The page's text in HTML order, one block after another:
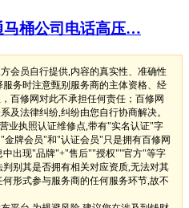
马桶公司电话高压…
会员自行提供,内容的真实性、准确性
务时注意甄别服务商的主体资格、经
百修网对此不承担任何责任；百修网
及法律纠纷,纠纷由您自行协商解决。
业执照认证维修点,带有"实名认证"字
牌会员"和"认证会员"只是拥有百修网
中出现"品牌"+"售后""授权""官方"等字
别其是否拥有相关对应资质,无法对其
形式参与服务商的任何服务环节,故不